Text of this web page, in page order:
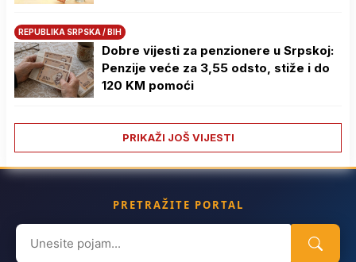
REPUBLIKA SRPSKA / BIH
Dobre vijesti za penzionere u Srpskoj:
Penzije veće za 3,55 odsto, stiže i do
120 KM pomoći
PRIKAŽI JOŠ VIJESTI
PRETRAŽITE PORTAL
Search
for: